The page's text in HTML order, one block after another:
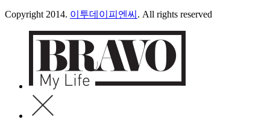
Copyright 2014. 이투데이피엔씨 . All rights reserved